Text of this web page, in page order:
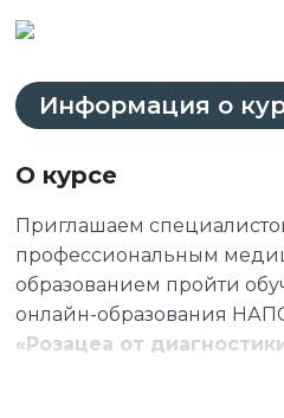
Информация о
О курсе
Приглашаем
профессиональным
образованием пройти
онлайн-образования
«Розацеа от